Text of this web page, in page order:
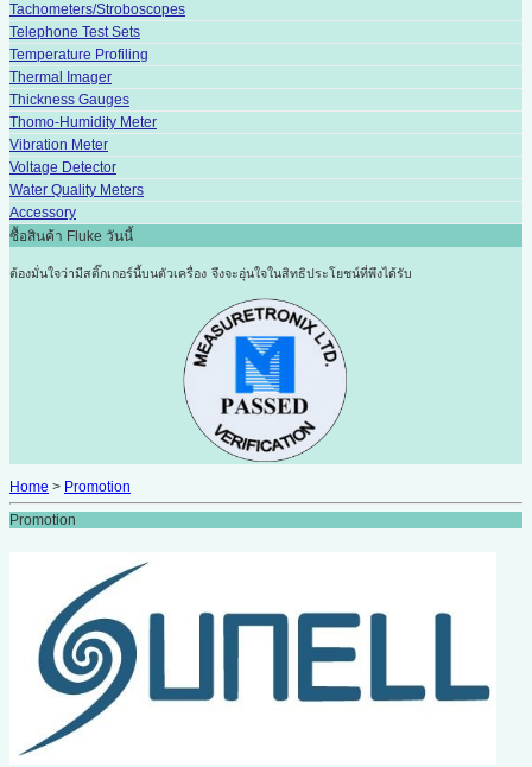
Tachometers/Stroboscopes
Telephone Test Sets
Temperature Profiling
Thermal Imager
Thickness Gauges
Thomo-Humidity Meter
Vibration Meter
Voltage Detector
Water Quality Meters
Accessory
ซื้อสินค้า Fluke วันนี้
ต้องมั่นใจว่ามีสติ๊กเกอร์นี้บนตัวเครื่อง จึงจะอุ่นใจในสิทธิประโยชน์ที่พึงได้รับ
Home > Promotion
Promotion